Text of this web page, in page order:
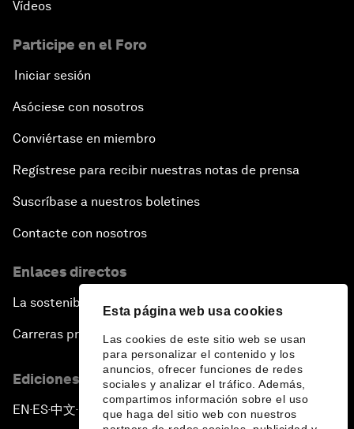
Esta página web usa cookies
Las cookies de este sitio web se usan
para personalizar el contenido y los
anuncios, ofrecer funciones de redes
sociales y analizar el tráfico. Además,
compartimos información sobre el uso
que haga del sitio web con nuestros
Vídeos
Participe en el Foro
Iniciar sesión
Asóciese con nosotros
Conviértase en miembro
Regístrese para recibir nuestras notas de prensa
Suscríbase a nuestros boletines
Contacte con nosotros
Enlaces directos
La sostenibilidad en el Foro
Carreras profesionales
Ediciones en otros idiomas
EN ▪ES▪中文▪ 日本語